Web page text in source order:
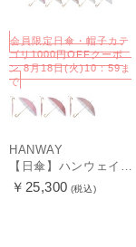
会員限定日傘・帽子カテ
ゴリ1000円OFFクーポ
ン 8月18日(火)10：59ま
で
HANWAY
【日傘】ハンウェイ (HANWAY) Pシエスタ 白ラミネート ナチュラルカラー 長傘 オールウェザー 遮光 竹手元 晴雨兼用 UV 日本製
￥25,300 (税込)